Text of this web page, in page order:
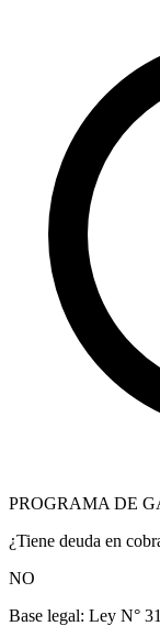
PROGRAMA DE
¿Tiene deuda en
NO
Base legal: Ley N°